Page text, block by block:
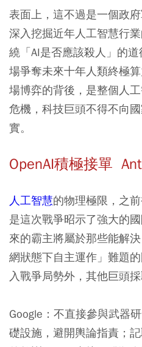
表面上，這不過是一個政
深入挖掘近年人工智慧行
繞「AI是否應該殺人」的
場爭奪未來十年人類終極
場博弈的背後，是整個人
危機，科技巨頭不得不向
實。
OpenAI積極接單
人工智慧的物理極限，之
是這次戰爭昭示了強大的
來的霸主將屬於那些能解
網狀態下自主運作」難題
入戰爭局勢外，其他巨頭
Google：不直接參與武器
礎設施，避開輿論指責；